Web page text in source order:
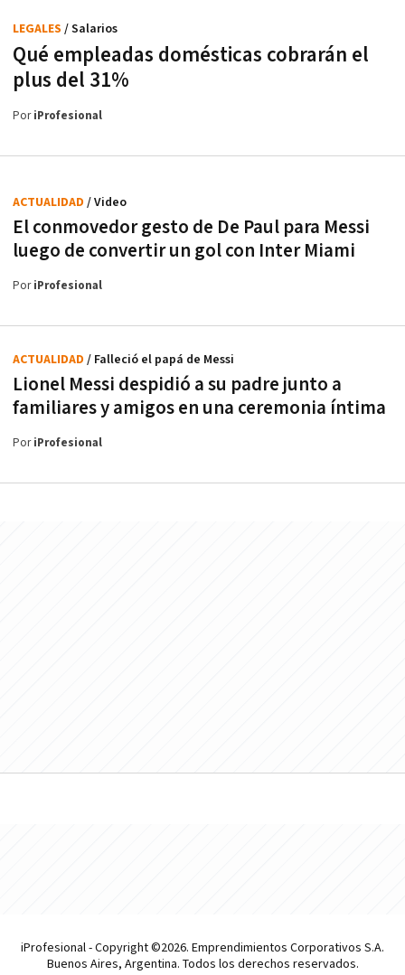
Qué empleadas domésticas cobrarán el
plus del 31%
LEGALES / Salarios
PoriProfesional
El conmovedor gesto de De Paul para Messi
luego de convertir un gol con Inter Miami
ACTUALIDAD / Video
PoriProfesional
Lionel Messi despidió a su padre junto a
familiares y amigos en una ceremonia íntima
ACTUALIDAD / Falleció el papá de Messi
PoriProfesional
iProfesional - Copyright ©2026. Emprendimientos Corporativos S.A.
Buenos Aires, Argentina. Todos los derechos reservados.